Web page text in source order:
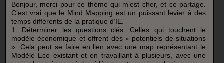
Bonjour, merci pour ce thème qui m’est cher, et ce partage.
C’est vrai que le Mind Mapping est un puissant levier à des
temps différents de la pratique d’IE.
1. Déterminer les questions clés. Celles qui touchent le
modèle économique et offrent des « potentiels de situations
». Cela peut se faire en lien avec une map représentant le
Modèle Eco existant et en travaillant à plusieurs, avec une